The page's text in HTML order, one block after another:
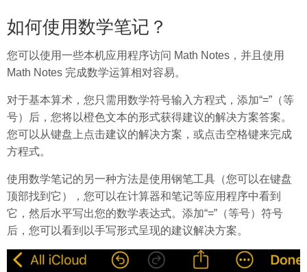
如何使用数学笔记？
您可以使用一些本机应用程序访问 Math Notes，并且使用
Math Notes 完成数学运算相对容易。
对于基本算术，您只需用数学符号输入方程式，添加“=”（等
号）后，您将以橙色文本的形式获得建议的解决方案答案。
您可以从键盘上点击建议的解决方案，或点击空格键来完成
方程式。
使用数学笔记的另一种方法是使用钢笔工具（您可以在键盘
顶部找到它），您可以在计算器和笔记等应用程序中看到
它，然后水平写出您的数学表达式。添加“=”（等号）符号
后，您可以看到以手写形式呈现的建议​​解决方案。